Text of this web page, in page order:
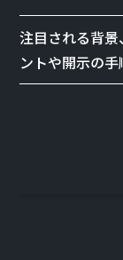
注目される背
ントや開示の